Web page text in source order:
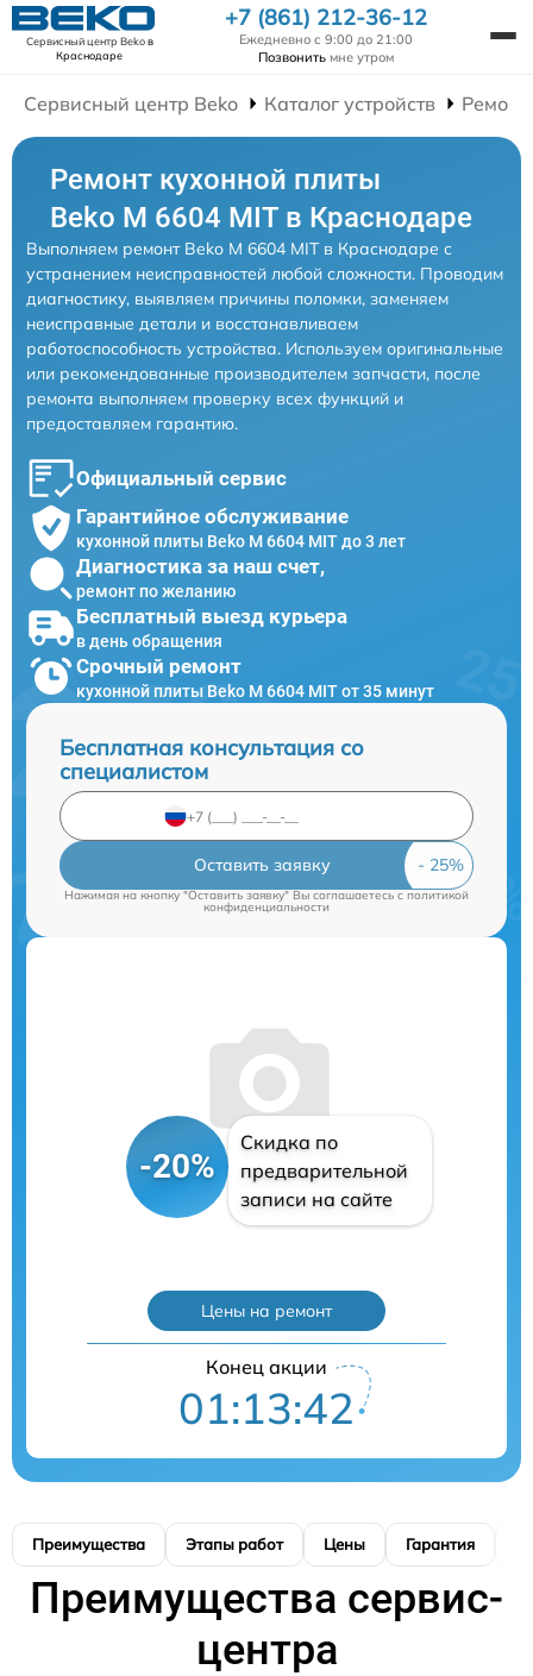
Сервисный центр Bekoв
Краснодаре
+7 (861) 212-36-12
Ежедневно с 9:00 до 21:00
Позвонить мне утром
Сервисный центр Beko Каталог устройств
Ремонт кухонной плиты
Beko M 6604 MIT в Краснодаре
Выполняем ремонт Beko M 6604 MIT в Краснодаре с
устранением неисправностей любой сложности. Проводим
диагностику, выявляем причины поломки, заменяем
неисправные детали и восстанавливаем
работоспособность устройства. Используем оригинальные
или рекомендованные производителем запчасти, после
ремонта выполняем проверку всех функций и
предоставляем гарантию.
Официальный сервис
Гарантийное обслуживание
кухонной плиты Beko M 6604 MIT до 3 лет
Диагностика за наш счет,
ремонт по желанию
Бесплатный выезд курьера
в день обращения
Срочный ремонт
кухонной плиты Beko M 6604 MIT от 35 минут
Бесплатная консультация со
специалистом
Оставить заявку
Нажимая на кнопку "Оставить заявку" Вы соглашаетесь cполитикой
конфиденциальности
-20%
Скидка по
предварительной
записи на сайте
Цены на ремонт
Конец акции
01:13:41
Преимущества Этапы работ Цены Гарантия
Преимущества сервис-
центра